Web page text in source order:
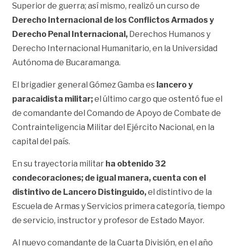
Superior de guerra; así mismo, realizó un curso de
Derecho Internacional de los Conflictos Armados y
Derecho Penal Internacional, Derechos Humanos y
Derecho Internacional Humanitario, en la Universidad
Autónoma de Bucaramanga.
El brigadier general Gómez Gamba es lancero y
paracaidista militar;el último cargo que ostentó fue el
de comandante del Comando de Apoyo de Combate de
Contrainteligencia Militar del Ejército Nacional, en la
capital del país.
En su trayectoria militar ha obtenido 32
condecoraciones; de igual manera, cuenta con el
distintivo de Lancero Distinguido,el distintivo de la
Escuela de Armas y Servicios primera categoría, tiempo
de servicio, instructor y profesor de Estado Mayor.
Al nuevo comandante de la Cuarta División, en el año